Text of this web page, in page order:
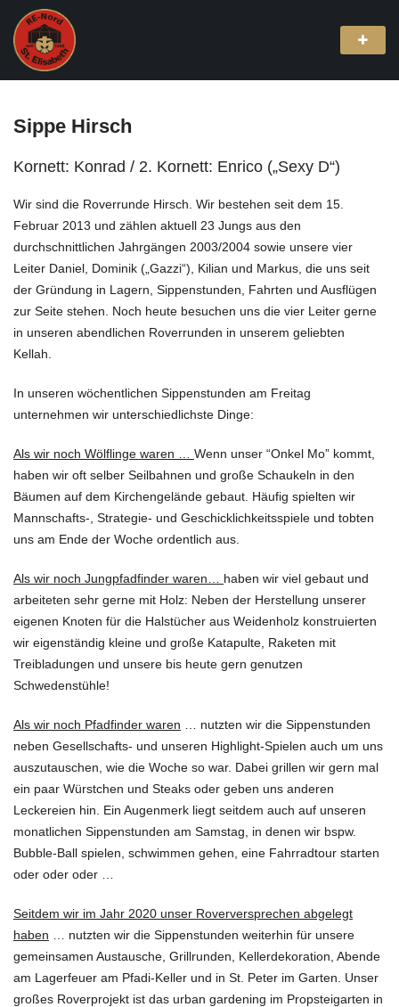
Sippe Hirsch
Kornett: Konrad / 2. Kornett: Enrico („Sexy D“)
Wir sind die Roverrunde Hirsch. Wir bestehen seit dem 15.
Februar 2013 und zählen aktuell 23 Jungs aus den
durchschnittlichen Jahrgängen 2003/2004 sowie unsere vier
Leiter Daniel, Dominik („Gazzi“), Kilian und Markus, die uns seit
der Gründung in Lagern, Sippenstunden, Fahrten und Ausflügen
zur Seite stehen. Noch heute besuchen uns die vier Leiter gerne
in unseren abendlichen Roverrunden in unserem geliebten
Kellah.
In unseren wöchentlichen Sippenstunden am Freitag
unternehmen wir unterschiedlichste Dinge:
Als wir noch Wölflinge waren … Wenn unser “Onkel Mo” kommt,
haben wir oft selber Seilbahnen und große Schaukeln in den
Bäumen auf dem Kirchengelände gebaut. Häufig spielten wir
Mannschafts-, Strategie- und Geschicklichkeitsspiele und tobten
uns am Ende der Woche ordentlich aus.
Als wir noch Jungpfadfinder waren… haben wir viel gebaut und
arbeiteten sehr gerne mit Holz: Neben der Herstellung unserer
eigenen Knoten für die Halstücher aus Weidenholz konstruierten
wir eigenständig kleine und große Katapulte, Raketen mit
Treibladungen und unsere bis heute gern genutzen
Schwedenstühle!
Als wir noch Pfadfinder waren … nutzten wir die Sippenstunden
neben Gesellschafts- und unseren Highlight-Spielen auch um uns
auszutauschen, wie die Woche so war. Dabei grillen wir gern mal
ein paar Würstchen und Steaks oder geben uns anderen
Leckereien hin. Ein Augenmerk liegt seitdem auch auf unseren
monatlichen Sippenstunden am Samstag, in denen wir bspw.
Bubble-Ball spielen, schwimmen gehen, eine Fahrradtour starten
oder oder oder …
Seitdem wir im Jahr 2020 unser Roverversprechen abgelegt
haben … nutzten wir die Sippenstunden weiterhin für unsere
gemeinsamen Austausche, Grillrunden, Kellerdekoration, Abende
am Lagerfeuer am Pfadi-Keller und in St. Peter im Garten. Unser
großes Roverprojekt ist das urban gardening im Propsteigarten in